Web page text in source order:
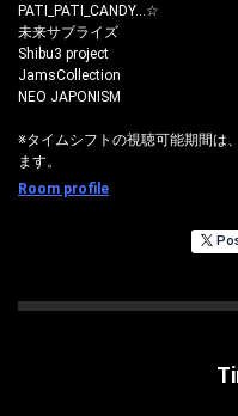
PATI_PATI_CANDY…☆
未来サブライズ
Shibu3 project
JamsCollection
NEO JAPONISM
※タイムシフトの視聴可能期間
ます。
Room profile